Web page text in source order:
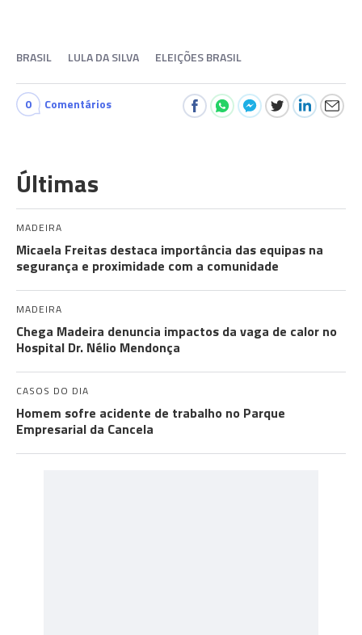
BRASIL LULA DA SILVA ELEIÇÕES BRASIL
0 Comentários
Últimas
MADEIRA
Micaela Freitas destaca importância das equipas na
segurança e proximidade com a comunidade
MADEIRA
Chega Madeira denuncia impactos da vaga de calor no
Hospital Dr. Nélio Mendonça
CASOS DO DIA
Homem sofre acidente de trabalho no Parque
Empresarial da Cancela